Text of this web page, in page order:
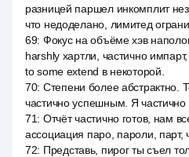
разницей паршел инкомплит
что недоделано, лимитед
69: Фокус на объёме хэв
harshly хартли, частично
to some extend в некоторой.
70: Степени более абстрактно.
частично успешным. Я частично
71: Отчёт частично готов, нам
ассоциация паро, пароли, парт,
72: Представь, пирог ты съел